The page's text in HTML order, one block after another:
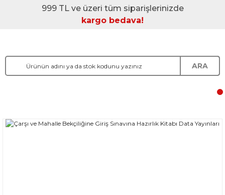
999 TL ve üzeri tüm siparişlerinizde
kargo bedava!
ARA